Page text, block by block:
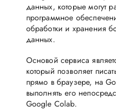
данных, которые могут
программное
обработки и хранения
данных.
Основой сервиса
который позволяет
прямо в браузере, на
выполнять его
Google Colab.